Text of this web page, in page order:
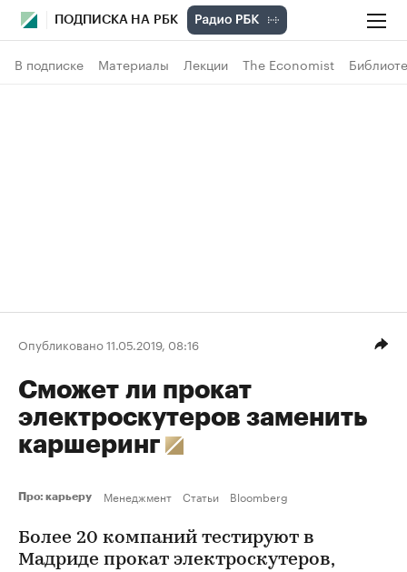
ПОДПИСКА НА РБК
В подписке Материалы Лекции The Economist
Опубликовано 11.05.2019, 08:16
Сможет ли прокат
электроскутеров заменить
каршеринг
Про: карьеру Менеджмент Статьи Bloomberg
Более 20 компаний тестируют в
Мадриде прокат электроскутеров,